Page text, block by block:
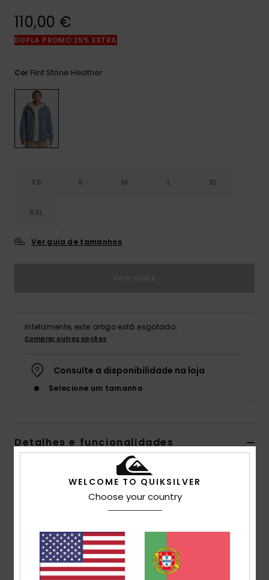
frequentes e o
contacto.
110,00 €
DUPLA PROMO 25% EXTRA
Cor Flint Stone Heather
XS S M L XL
XXL
Ver guia de tamanhos
Infelizmente, este artigo está esgotado.
Comprar outras opções
Consulte a disponibilidade na loja
Selecione um tamanho
Detalhes e funcionalidades
Sweatshirt com capuz e fecho de correr Cinzento
Código de Cor snah
Características
Tecido:Velo de poliéster [325 g/m2]
Corte:Normal
WELCOME TO QUIKSILVER
Choose your country